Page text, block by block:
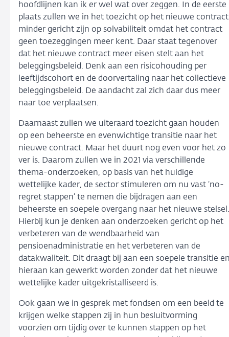
hoofdlijnen kan ik er wel wat over zeggen. In de eerste
plaats zullen we in het toezicht op het nieuwe contract
minder gericht zijn op solvabiliteit omdat het contract
geen toezeggingen meer kent. Daar staat tegenover
dat het nieuwe contract meer eisen stelt aan het
beleggingsbeleid. Denk aan een risicohouding per
leeftijdscohort en de doorvertaling naar het collectieve
beleggingsbeleid. De aandacht zal zich daar dus meer
naar toe verplaatsen.
Daarnaast zullen we uiteraard toezicht gaan houden
op een beheerste en evenwichtige transitie naar het
nieuwe contract. Maar het duurt nog even voor het zo
ver is. Daarom zullen we in 2021 via verschillende
thema-onderzoeken, op basis van het huidige
wettelijke kader, de sector stimuleren om nu vast ‘no-
regret stappen’ te nemen die bijdragen aan een
beheerste en soepele overgang naar het nieuwe stelsel.
Hierbij kun je denken aan onderzoeken gericht op het
verbeteren van de wendbaarheid van
pensioenadministratie en het verbeteren van de
datakwaliteit. Dit draagt bij aan een soepele transitie
hieraan kan gewerkt worden zonder dat het nieuwe
wettelijke kader uitgekristalliseerd is.
Ook gaan we in gesprek met fondsen om een beeld te
krijgen welke stappen zij in hun besluitvorming
voorzien om tijdig over te kunnen stappen op het